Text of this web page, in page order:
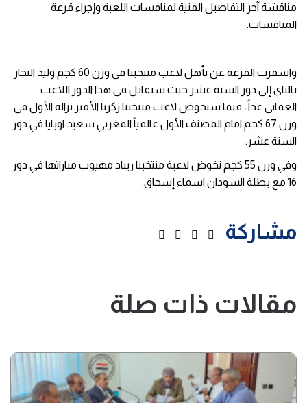
مناقشة آخر التفاصيل الفنية لمنافسات اللعبة وإجراء قرعة
المنافسات.
واسفرت القرعة عن تأهل لاعب منتخبنا في وزن 60 كجم وليد النجار
بالباي إلى دور الستة عشر حيث سيقابل في هذا الدور اللاعب
العماني غداً ، فيما سيخوض لاعب منتخبنا زكريا الأمير نزاله الأول في
وزن 67 كجم امام المصنف الأول عالمياً المغربي سعيد اوبايا في دور
الستة عشر.
وفي وزن 55 كجم تخوض لاعبة منتخبنا ريناد مهيوب مباراتها في دور
16 مع بطلة السودان اسماء إسحاق.
مشاركة
مقالات ذات صلة